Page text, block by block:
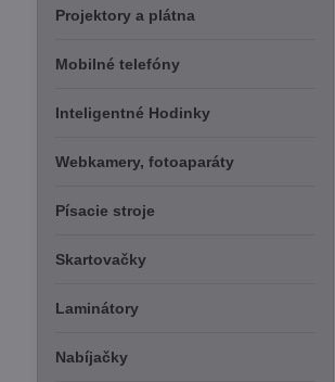
Projektory a plátna
Mobilné telefóny
Inteligentné Hodinky
Webkamery, fotoaparáty
Písacie stroje
Skartovačky
Laminátory
Nabíjačky